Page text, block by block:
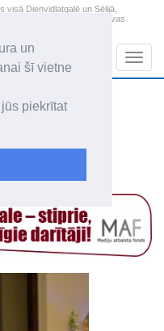
un
šī vietne
piekrītat
visā Dienvidlatgalē un Sēlijā,
valstspilsētu, Augšdaugavas
+21.8